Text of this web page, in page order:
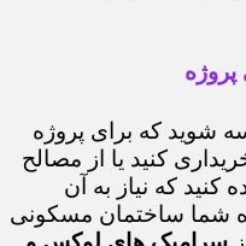
که برای پروژه
کنید یا از مصالح
که نیاز به آن
شما ساختمان مسکونی